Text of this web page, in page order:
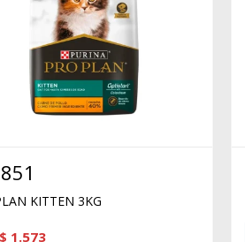
KITTEN 3KG
$ 1.573